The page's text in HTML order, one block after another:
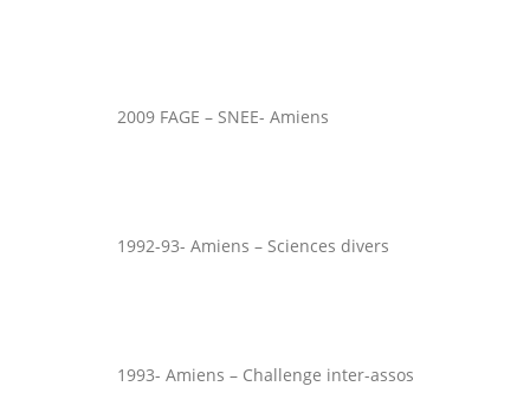
2009 FAGE – SNEE- Amiens
1992-93- Amiens – Sciences divers
1993- Amiens – Challenge inter-assos